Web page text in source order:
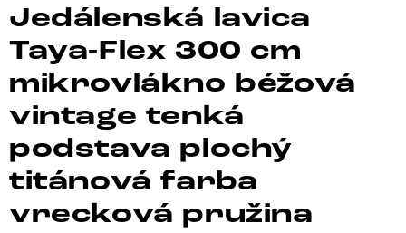
Jedálenská lavica
Taya-Flex 300 cm
mikrovlákno béžová
vintage tenká
podstava plochý
titánová farba
vrecková pružina